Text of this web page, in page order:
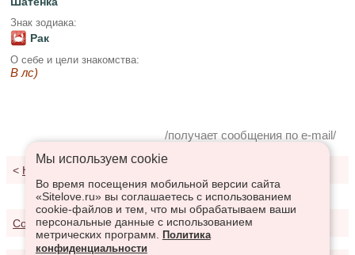
Знак зодиака:
Рак
О себе и цели знакомства:
В лс)
/получает сообщения по e-mail/
< К результатам поиска
Соглашение о предоставлении услуг
Мы используем сookie
Во время посещения мобильной версии сайта
«Sitelove.ru» вы соглашаетесь с использованием
cookie-файлов и тем, что мы обрабатываем ваши
персональные данные с использованием
метрических программ.
Политика
конфиденциальности